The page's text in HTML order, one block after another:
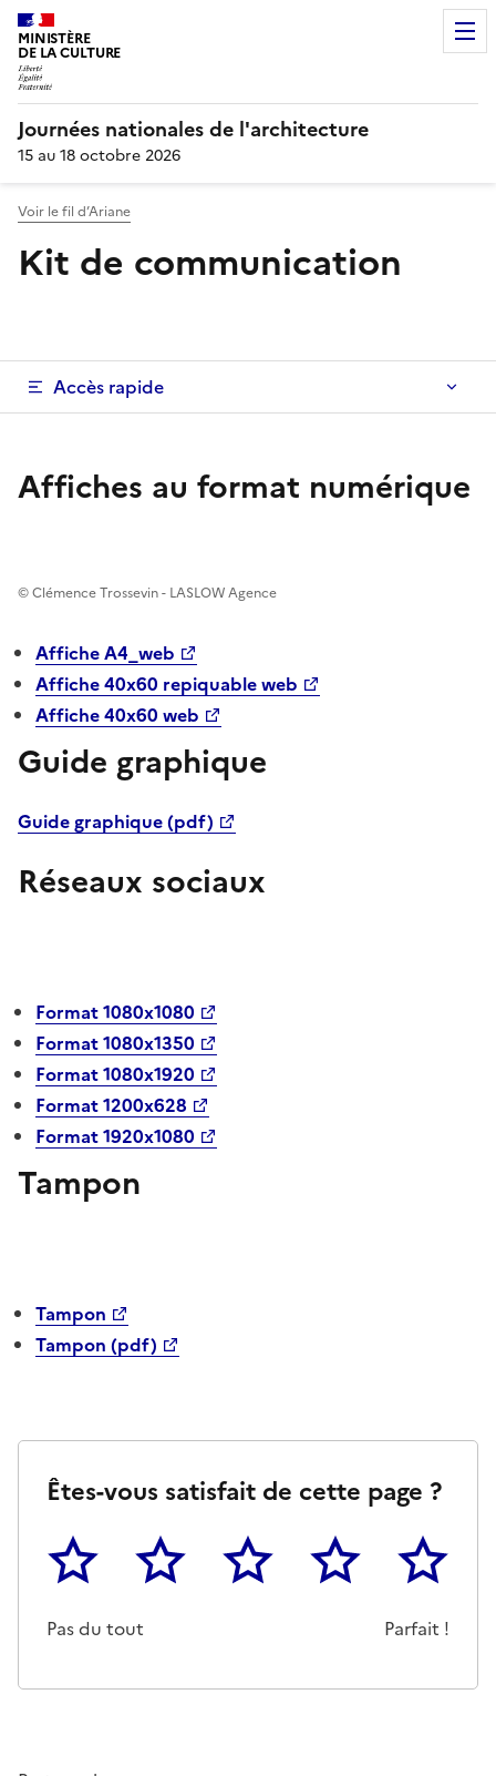
MINISTÈRE
DE LA CULTURE
Journées nationales de l'architecture
15 au 18 octobre 2026
Voir le fil d’Ariane
Kit de communication
Accès rapide
Affiches au format numérique
© Clémence Trossevin - LASLOW Agence
Affiche A4_web
Affiche 40x60 repiquable web
Affiche 40x60 web
Guide graphique
Guide graphique (pdf)
Réseaux sociaux
Format 1080x1080
Format 1080x1350
Format 1080x1920
Format 1200x628
Format 1920x1080
Tampon
Tampon
Tampon (pdf)
Êtes-vous satisfait de cette page ?
1
Pas du tout
2 3 4 5
Parfait !